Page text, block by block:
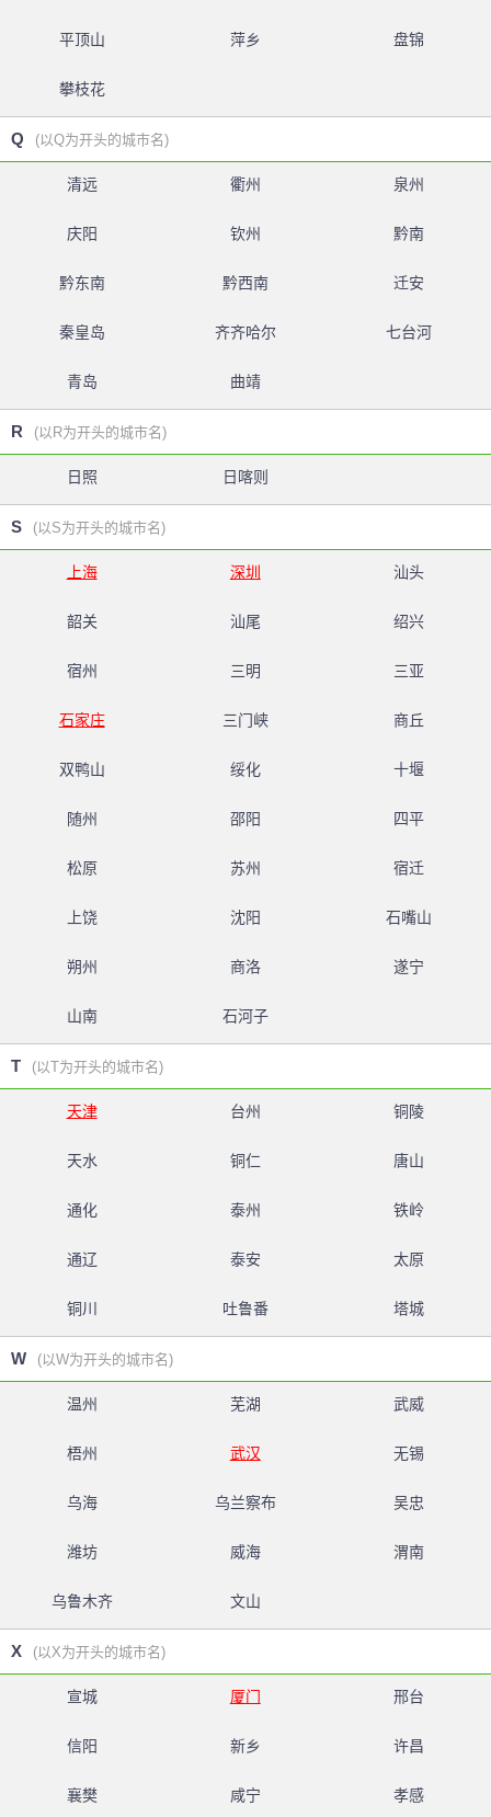
平顶山 萍乡 盘锦
攀枝花
Q (以Q为开头的城市名)
清远 衢州 泉州
庆阳 钦州 黔南
黔东南 黔西南 迁安
秦皇岛 齐齐哈尔 七台河
青岛 曲靖
R (以R为开头的城市名)
日照 日喀则
S (以S为开头的城市名)
上海 深圳 汕头
韶关 汕尾 绍兴
宿州 三明 三亚
石家庄 三门峡 商丘
双鸭山 绥化 十堰
随州 邵阳 四平
松原 苏州 宿迁
上饶 沈阳 石嘴山
朔州 商洛 遂宁
山南 石河子
T (以T为开头的城市名)
天津 台州 铜陵
天水 铜仁 唐山
通化 泰州 铁岭
通辽 泰安 太原
铜川 吐鲁番 塔城
W (以W为开头的城市名)
温州 芜湖 武威
梧州 武汉 无锡
乌海 乌兰察布 吴忠
潍坊 威海 渭南
乌鲁木齐 文山
X (以X为开头的城市名)
宣城 厦门 邢台
信阳 新乡 许昌
襄樊 咸宁 孝感